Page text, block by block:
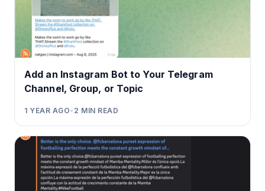
Add an Instagram Bot to Your Telegram
Channel, Group, or Topic
1 YEAR AGO• 2 MIN READ